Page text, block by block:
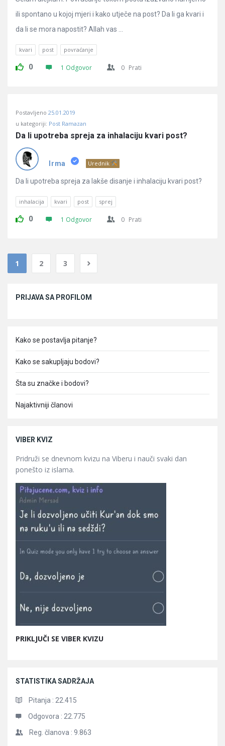
ili spontano u kojoj mjeri i kako utječe na post? Da li ga kvari i
da li se mora napostit? Allah vas ...
kvari post povraćanje
0 1 Odgovor 0 Prati
Postavljeno 25.01.2019
u kategoriji: Post Ramazan
Da li upotreba spreja za inhalaciju kvari post?
Irma Urednik
Da li upotreba spreja za lakše disanje i inhalaciju kvari post?
inhalacija kvari post sprej
0 1 Odgovor 0 Prati
1 2 3
PRIJAVA SA PROFILOM
Kako se postavlja pitanje?
Kako se sakupljaju bodovi?
Šta su značke i bodovi?
Najaktivniji članovi
VIBER KVIZ
Pridruži se dnevnom kvizu na Viberu i nauči svaki dan
ponešto iz islama.
PRIKLJUČI SE VIBER KVIZU
STATISTIKA SADRŽAJA
Pitanja : 22.415
Odgovora : 22.775
Reg. članova : 9.863